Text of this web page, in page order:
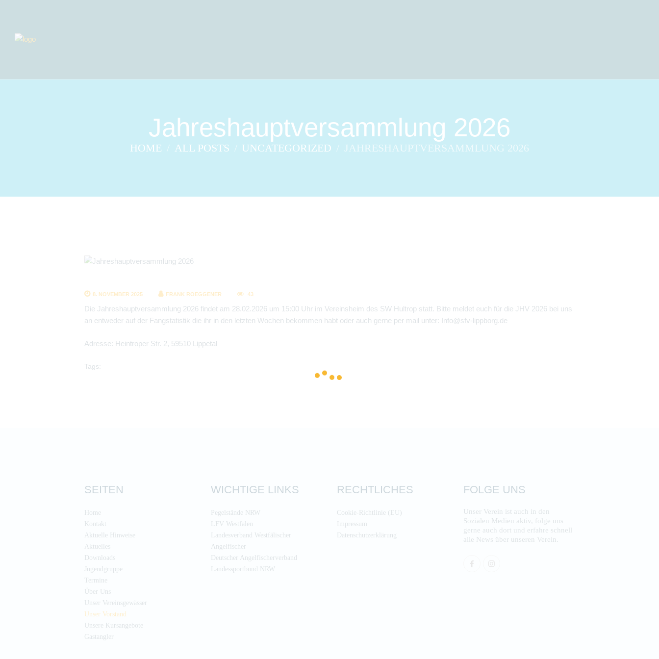
Jahreshauptversammlung 2026
HOME ALL POSTS UNCATEGORIZED JAHRESHAUPTVERSAMMLUNG 2026
8. NOVEMBER 2025 FRANK ROEGGENER 43
Die Jahreshauptversammlung 2026 findet am 28.02.2026 um 15:00 Uhr im Vereinsheim des SW Hultrop statt. Bitte meldet euch für die JHV 2026 bei uns
an entweder auf der Fangstatistik die ihr in den letzten Wochen bekommen habt oder auch gerne per mail unter: Info@sfv-lippborg.de
Adresse: Heintroper Str. 2, 59510 Lippetal
Tags:
SEITEN
Home
Kontakt
Aktuelle Hinweise
Aktuelles
Downloads
Jugendgruppe
Termine
Über Uns
Unser Vereinsgewässer
Unser Vorstand
Unsere Kursangebote
Gastangler
WICHTIGE LINKS
Pegelstände NRW
LFV Westfalen
Landesverband Westfälischer
Angelfischer
Deutscher Angelfischerverband
Landessportbund NRW
RECHTLICHES
Cookie-Richtlinie (EU)
Impressum
Datenschutzerklärung
FOLGE UNS
Unser Verein ist auch in den
Sozialen Medien aktiv, folge uns
gerne auch dort und erfahre schnell
alle News über unseren Verein.